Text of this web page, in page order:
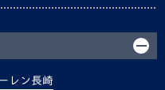
レン長崎